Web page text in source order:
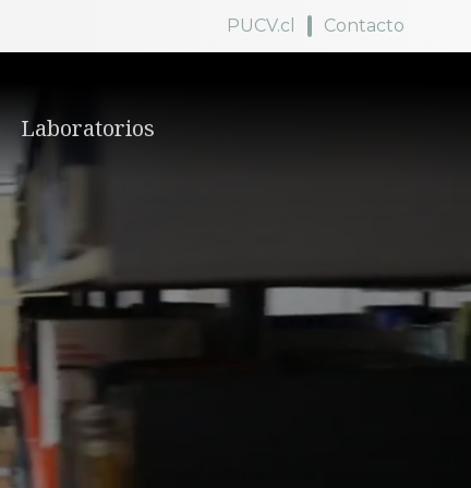
PUCV.cl Contacto
Laboratorios